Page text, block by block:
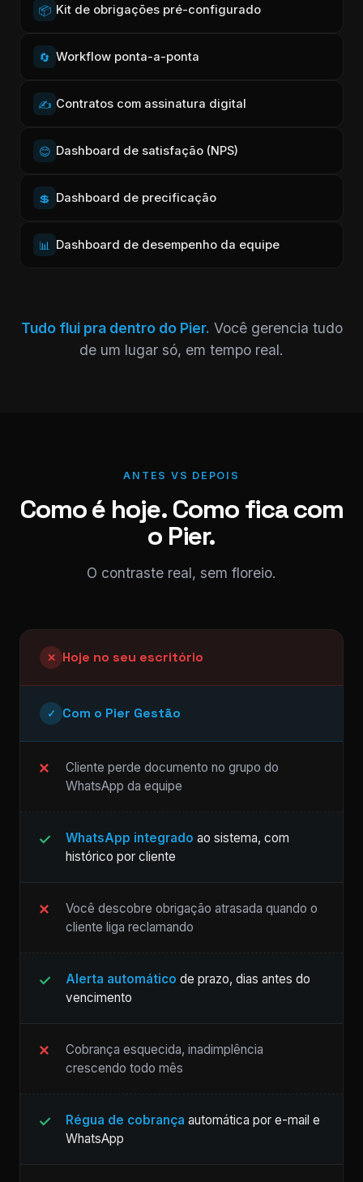
📦 Kit de obrigações pré-configurado
🔄 Workflow ponta-a-ponta
✍️ Contratos com assinatura digital
😊 Dashboard de satisfação (NPS)
💲 Dashboard de precificação
📊 Dashboard de desempenho da equipe
Tudo flui pra dentro do Pier. Você gerencia tudo
de um lugar só, em tempo real.
ANTES VS DEPOIS
Como é hoje. Como fica com
o Pier.
O contraste real, sem floreio.
✕ Hoje no seu escritório
✓ Com o Pier Gestão
Cliente perde documento no grupo do
WhatsApp da equipe
WhatsApp integrado ao sistema, com
histórico por cliente
Você descobre obrigação atrasada quando o
cliente liga reclamando
Alerta automático de prazo, dias antes do
vencimento
Cobrança esquecida, inadimplência
crescendo todo mês
Régua de cobrança automática por e-mail e
WhatsApp